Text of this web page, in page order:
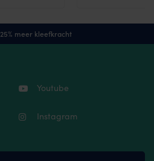
25% meer kleefkracht
Youtube
Instagram